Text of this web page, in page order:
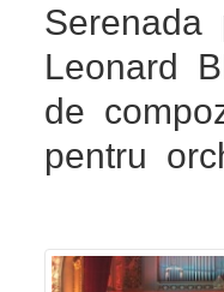
Leonard
de
pentru